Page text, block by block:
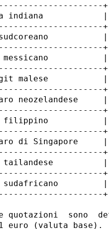
indiana
messicano
malese
neozelandese
filippino
di Singapore
tailandese
sudafricano
quotazioni  sono